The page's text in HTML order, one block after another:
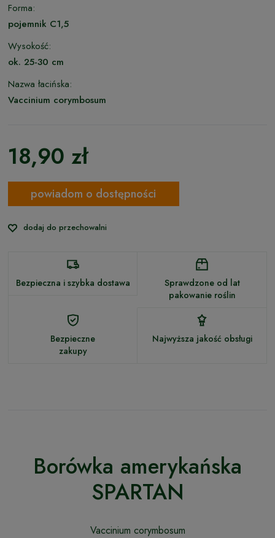
Forma:
pojemnik C1,5
Wysokość:
ok. 25-30 cm
Nazwa łacińska:
Vaccinium corymbosum
18,90 zł
powiadom o dostępności
dodaj do przechowalni
Bezpieczna i szybka dostawa
Sprawdzone od lat
pakowanie roślin
Bezpieczne
zakupy
Najwyższa jakość obsługi
Borówka amerykańska
SPARTAN
Vaccinium corymbosum